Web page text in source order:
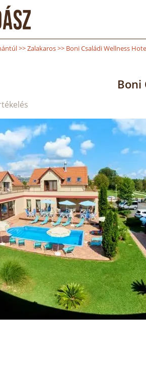
>>Zalakaros>> Boni Családi Wellness
Boni